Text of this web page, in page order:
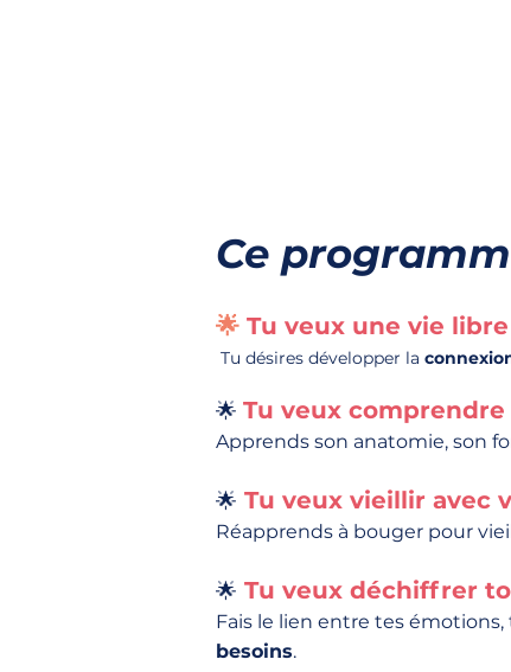
Ce
🌟 Tu veux une vie
Tu désires développer la
🌟 Tu veux
Apprends son anatomie, son
🌟 Tu veux vieillir avec
Réapprends à bouger pour
🌟 Tu veux déchiffrer
Fais le lien entre tes
besoins.